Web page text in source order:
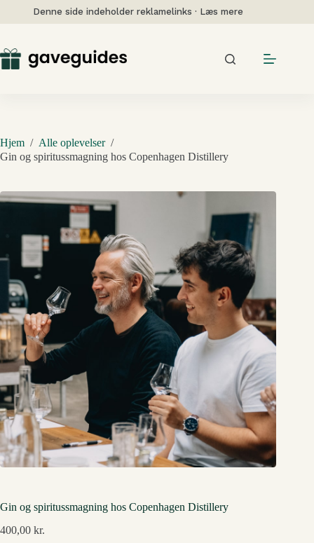
Denne side indeholder reklamelinks · Læs mere
Hjem / Alle oplevelser /
Gin og spiritussmagning hos Copenhagen Distillery
Gin og spiritussmagning hos Copenhagen Distillery
400,00 kr.